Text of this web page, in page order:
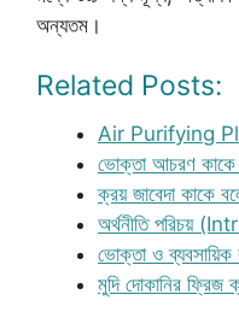
অন্যতম।
Related Posts:
Air Purifying
ভোক্তা আচরণ কাকে
ক্রয় জাবেদা কাকে
অর্থনীতি পরিচয়
ভোক্তা ও
মুদি দোকানির ফ্রিজ